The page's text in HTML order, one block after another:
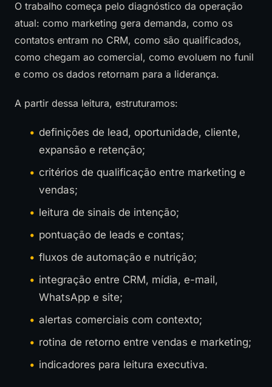
O trabalho começa pelo diagnóstico da operação
atual: como marketing gera demanda, como os
contatos entram no CRM, como são qualificados,
como chegam ao comercial, como evoluem no funil
e como os dados retornam para a liderança.
A partir dessa leitura, estruturamos:
definições de lead, oportunidade, cliente,
expansão e retenção;
critérios de qualificação entre marketing e
vendas;
leitura de sinais de intenção;
pontuação de leads e contas;
fluxos de automação e nutrição;
integração entre CRM, mídia, e-mail,
WhatsApp e site;
alertas comerciais com contexto;
rotina de retorno entre vendas e marketing;
indicadores para leitura executiva.